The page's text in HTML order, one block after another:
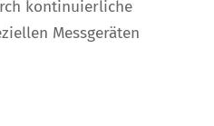
kontinuierliche
Messgeräten